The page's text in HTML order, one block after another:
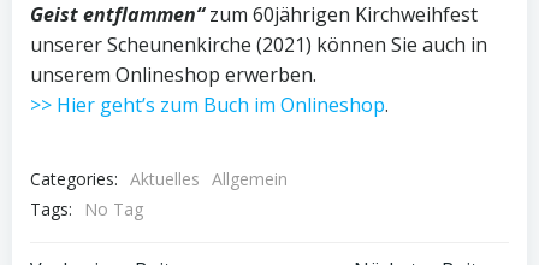
Geist entflammen“zum 60jährigen Kirchweihfest
unserer Scheunenkirche (2021) können Sie auch in
unserem Onlineshop erwerben.
>> Hier geht’s zum Buch im Onlineshop.
Categories: Aktuelles Allgemein
Tags:
No Tag